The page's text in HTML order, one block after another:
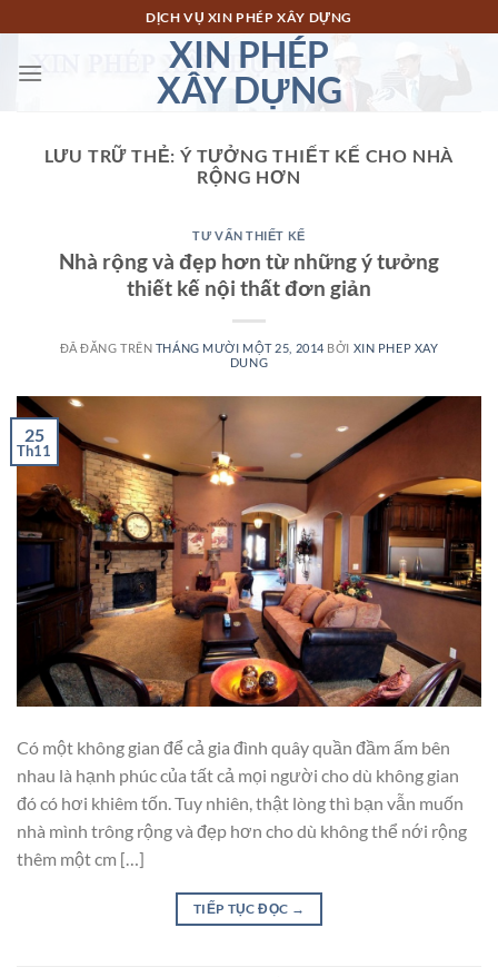
đến
nội
DỊCH VỤ XIN PHÉP XÂY DỰNG
XIN PHÉP
XÂY DỰNG
LƯU TRỮ THẺ:Ý TƯỞNG THIẾT KẾ CHO NHÀ
RỘNG HƠN
TƯ VẤN THIẾT KẾ
Nhà rộng và đẹp hơn từ những ý tưởng
thiết kế nội thất đơn giản
ĐÃ ĐĂNG TRÊN THÁNG MƯỜI MỘT 25, 2014 BỞI XIN PHEP XAY
DUNG
25
Th11
Có một không gian để cả gia đình quây quần đầm ấm bên
nhau là hạnh phúc của tất cả mọi người cho dù không gian
đó có hơi khiêm tốn. Tuy nhiên, thật lòng thì bạn vẫn muốn
nhà mình trông rộng và đẹp hơn cho dù không thể nới rộng
thêm một cm […]
TIẾP TỤC ĐỌC →